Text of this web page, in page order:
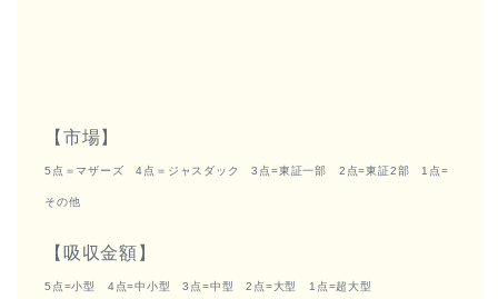
【市場】
5点＝マザーズ 4点＝ジャスダック 3点=東証一部 2点=東証2部 1点=
その他
【吸収金額】
5点=小型 4点=中小型 3点=中型 2点=大型 1点=超大型